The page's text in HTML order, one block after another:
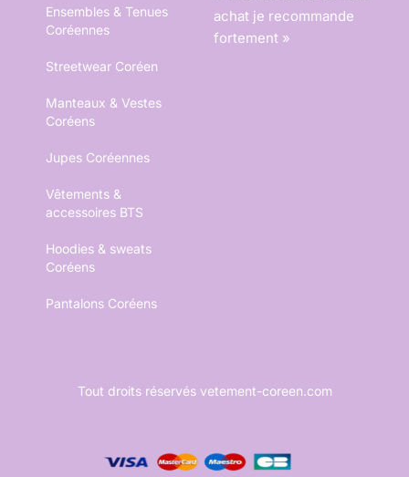
Ensembles & Tenues
Coréennes
Streetwear Coréen
Manteaux & Vestes
Coréens
Jupes Coréennes
Vêtements &
accessoires BTS
Hoodies & sweats
Coréens
Pantalons Coréens
achat je recommande
fortement »
Tout droits réservés vetement-coreen.com